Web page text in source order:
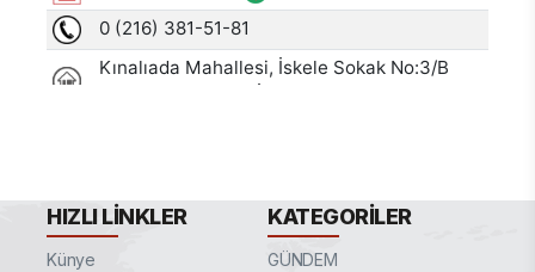
HIZLI LINKLER
Künye
KATEGORILER
GÜNDEM